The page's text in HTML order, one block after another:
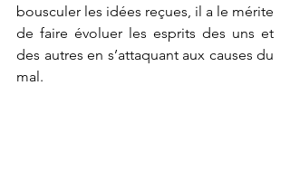
bousculer les idées reçues, il a le mérite
de faire évoluer les esprits des uns et
des autres en s’attaquant aux causes du
mal.